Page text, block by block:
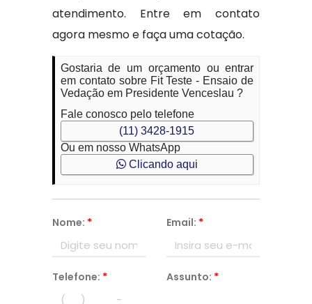
atendimento. Entre em contato
agora mesmo e faça uma cotação.
Gostaria de um orçamento ou entrar
em contato sobre Fit Teste - Ensaio de
Vedação em Presidente Venceslau ?
Fale conosco pelo telefone
(11) 3428-1915
Ou em nosso WhatsApp
Clicando aqui
Nome: * Email: *
Telefone: * Assunto: *